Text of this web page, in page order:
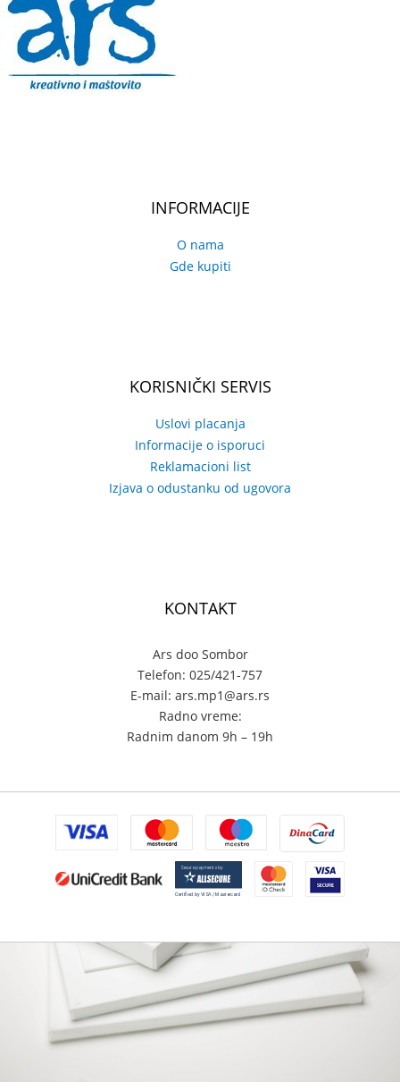
INFORMACIJE
O nama
Gde kupiti
KORISNIČKI SERVIS
Uslovi placanja
Informacije o isporuci
Reklamacioni list
Izjava o odustanku od ugovora
KONTAKT
Ars doo Sombor
Telefon: 025/421-757
E-mail: ars.mp1@ars.rs
Radno vreme:
Radnim danom 9h – 19h